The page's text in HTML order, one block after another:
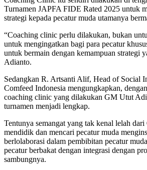
Turnamen JAPFA FIDE Rated 2025 untuk
strategi kepada pecatur muda utamanya
“Coaching clinic perlu dilakukan, bukan
untuk mengingatkan bagi para pecatur
untuk bermain dengan kemampuan strategi
Adianto.
Sedangkan R. Artsanti Alif, Head of Social
Comfeed Indonesia mengungkapkan,
coaching clinic yang dilakukan GM Utut
turnamen menjadi lengkap.
Tentunya semangat yang tak kenal lelah
mendidik dan mencari pecatur muda
berlolaborasi dalam pembibitan pecatur
pecatur berbakat dengan integrasi dengan
sambungnya.